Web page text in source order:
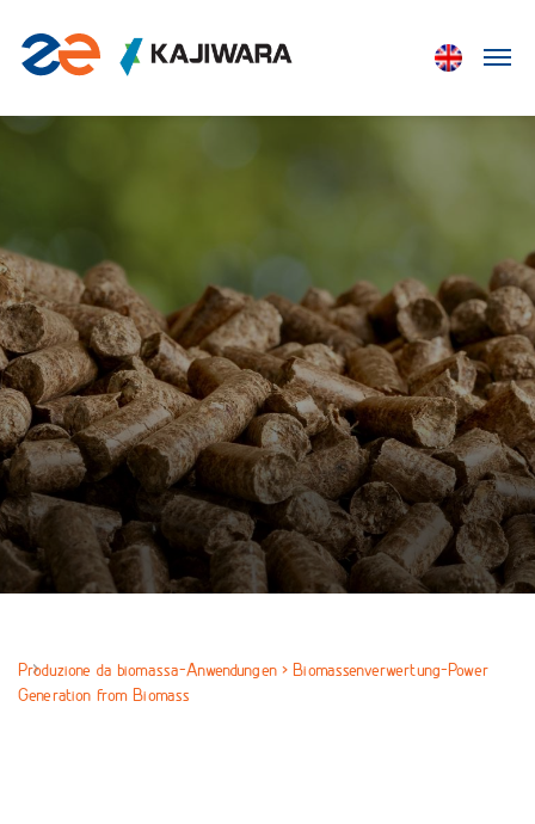
Produzione da biomassa-Anwendungen > Biomassenverwertung-Power
Generation from Biomass